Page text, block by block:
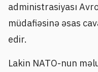
administrasiyası
müdafiəsinə əsas
edir.
Lakin NATO-nun